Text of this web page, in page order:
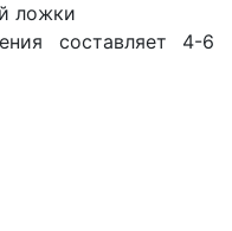
ложки
составляет 4-6